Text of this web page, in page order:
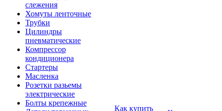
слежения
Хомуты ленточные
Трубки
Цилиндры
пневматические
Компрессор
кондиционера
Стартеры
Масленка
Розетки разьемы
электрические
Болты крепежные
Как купить